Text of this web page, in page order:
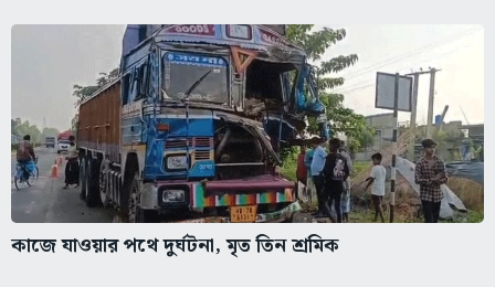
কাজে যাওয়ার পথে দুর্ঘটনা, মৃত তিন শ্রমিক